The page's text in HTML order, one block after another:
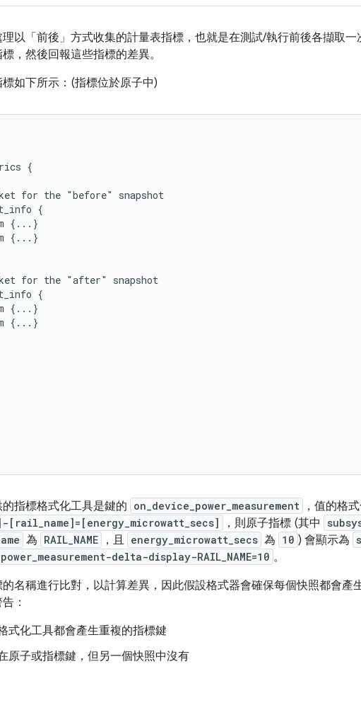
以「前後」方式收集的計量表指標，也就是在測試/執行前後各擷取
，然後回報這些指標的差異。
如下所示：(指標位於原子中)
{
for the "before" snapshot
{
{...}
{...}
for the "after" snapshot
{
{...}
{...}
指標格式化工具是鍵的 on_device_power_measurement ，值的格
[rail_name]=[energy_microwatt_secs] ，則原子指標 (其中
為 RAIL_NAME ，且 energy_microwatt_secs 為 10 ) 會顯示為
delta-display-RAIL_NAME=10 。
名稱進行比對，以計算差異，因此假設格式器會確保每個快照都會產
：
式化工具都會產生重複的指標鍵
原子或指標鍵，但另一個快照中沒有